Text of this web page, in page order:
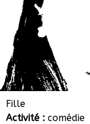
Léa Ferrand
Fille
Activité : comédie